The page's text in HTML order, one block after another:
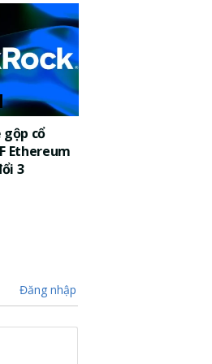
gộp cổ
Ethereum
3
Đăng nhập